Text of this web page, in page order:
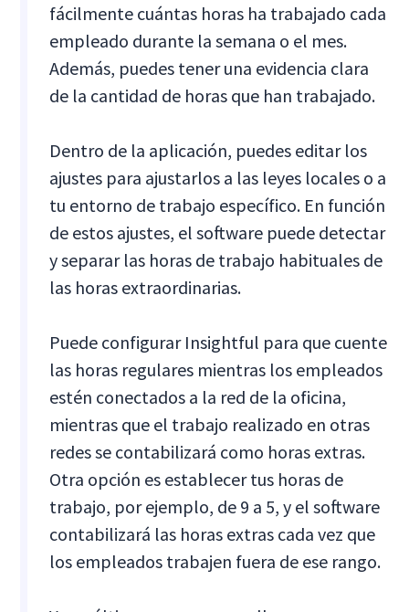
fácilmente cuántas horas ha trabajado cada
empleado durante la semana o el mes.
Además, puedes tener una evidencia clara
de la cantidad de horas que han trabajado.
Dentro de la aplicación, puedes editar los
ajustes para ajustarlos a las leyes locales o a
tu entorno de trabajo específico. En función
de estos ajustes, el software puede detectar
y separar las horas de trabajo habituales de
las horas extraordinarias.
Puede configurar Insightful para que cuente
las horas regulares mientras los empleados
estén conectados a la red de la oficina,
mientras que el trabajo realizado en otras
redes se contabilizará como horas extras.
Otra opción es establecer tus horas de
trabajo, por ejemplo, de 9 a 5, y el software
contabilizará las horas extras cada vez que
los empleados trabajen fuera de ese rango.